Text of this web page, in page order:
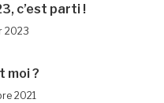
c’est parti !
2023
moi ?
2021